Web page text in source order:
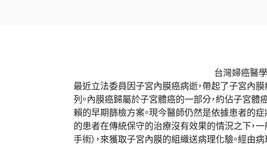
台灣婦癌醫學會秘書長、馬
最近立法委員因子宮內膜癌病逝，帶起了子宮內膜
列。內膜癌歸屬於子宮體癌的一部分， 約佔子宮體
賴的早期篩檢方案。現今醫師仍然是依據患者的症
的患者在傳統保守的治療沒有效果的情況之下，一
手術），來獲取子宮內膜的組織送病理化驗。經由病